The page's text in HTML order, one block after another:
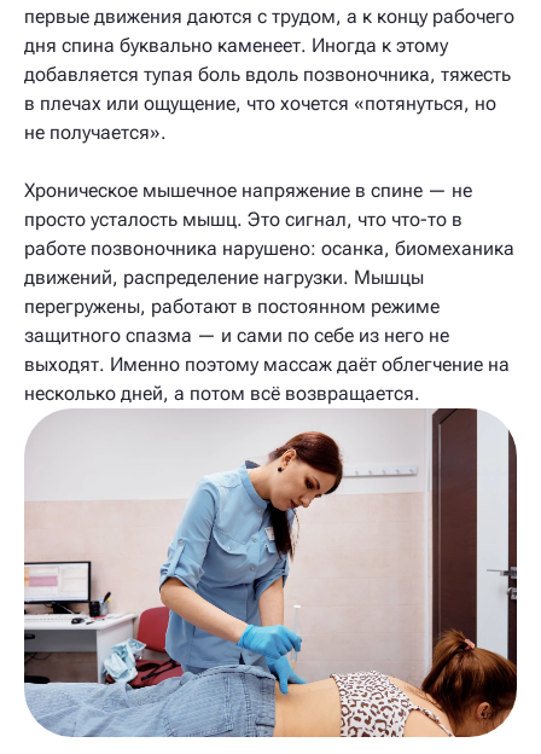
первые движения даются с трудом, а к концу рабочего
дня спина буквально каменеет. Иногда к этому
добавляется тупая боль вдоль позвоночника, тяжесть
в плечах или ощущение, что хочется «потянуться, но
не получается».
Хроническое мышечное напряжение в спине — не
просто усталость мышц. Это сигнал, что что-то в
работе позвоночника нарушено: осанка, биомеханика
движений, распределение нагрузки. Мышцы
перегружены, работают в постоянном режиме
защитного спазма — и сами по себе из него не
выходят. Именно поэтому массаж даёт облегчение на
несколько дней, а потом всё возвращается.